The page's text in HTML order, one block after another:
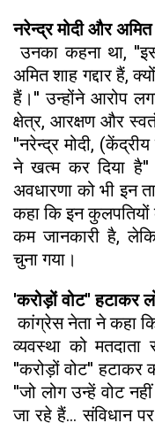
नरेन्द्र मोदी और अमित
उनका कहना था,
अमित शाह गद्दार हैं,
हैं।'' उन्होंने आरोप
क्षेत्र, आरक्षण और
''नरेन्द्र मोदी,
ने खत्म कर दिया है''
अवधारणा को भी इन
कहा कि इन कुलपतियों
कम जानकारी है,
चुना गया।
'करोड़ों वोट'' हटाकर
कांग्रेस नेता ने कहा
व्यवस्था को
''करोड़ों वोट'' हटाकर
''जो लोग उन्हें वोट
जा रहे हैं… संविधान